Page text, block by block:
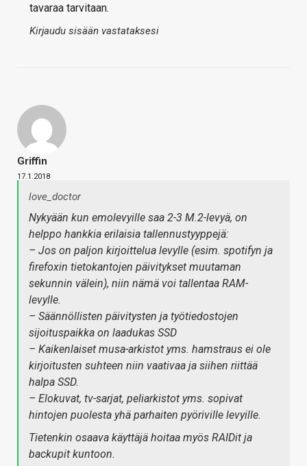
tavaraa tarvitaan.
Kirjaudu sisään vastataksesi
Griffin
17.1.2018
love_doctor
Nykyään kun emolevyille saa 2-3 M.2-levyä, on
helppo hankkia erilaisia tallennustyyppejä:
– Jos on paljon kirjoittelua levylle (esim. spotifyn ja
firefoxin tietokantojen päivitykset muutaman
sekunnin välein), niin nämä voi tallentaa RAM-
levylle.
– Säännöllisten päivitysten ja työtiedostojen
sijoituspaikka on laadukas SSD
– Kaikenlaiset musa-arkistot yms. hamstraus ei ole
kirjoitusten suhteen niin vaativaa ja siihen riittää
halpa SSD.
– Elokuvat, tv-sarjat, peliarkistot yms. sopivat
hintojen puolesta yhä parhaiten pyöriville levyille.
Tietenkin osaava käyttäjä hoitaa myös RAIDit ja
backupit kuntoon.